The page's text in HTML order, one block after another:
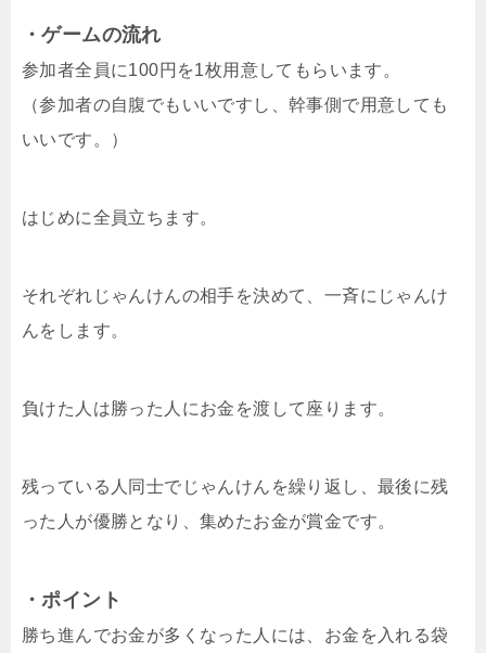
・ゲームの流れ
参加者全員に100円を1枚用意してもらいます。
（参加者の自腹でもいいですし、幹事側で用意しても
いいです。）
はじめに全員立ちます。
それぞれじゃんけんの相手を決めて、一斉にじゃんけ
んをします。
負けた人は勝った人にお金を渡して座ります。
残っている人同士でじゃんけんを繰り返し、最後に残
った人が優勝となり、集めたお金が賞金です。
・ポイント
勝ち進んでお金が多くなった人には、お金を入れる袋